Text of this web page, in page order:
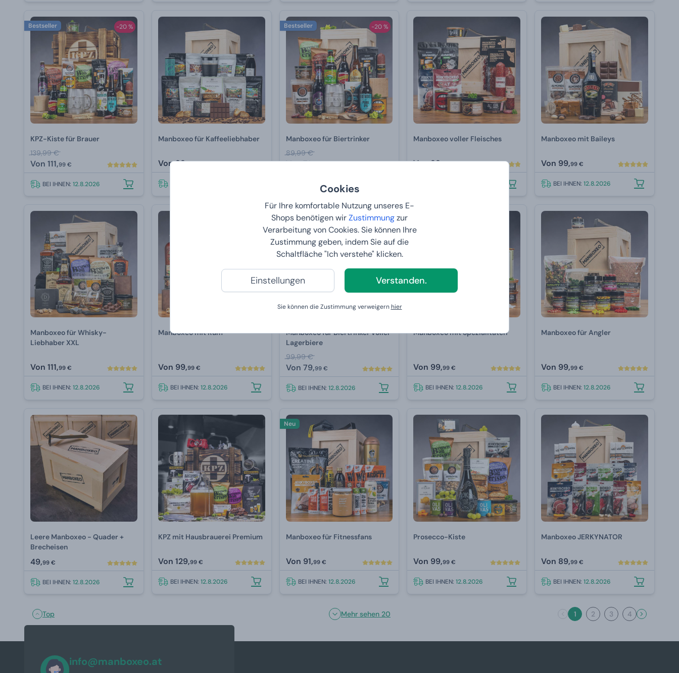
Cookies
Für Ihre komfortable Nutzung unseres E-
Shops benötigen wirZustimmungzur
Verarbeitung von Cookies. Sie können Ihre
Zustimmung geben, indem Sie auf die
Schaltfläche "Ich verstehe" klicken.
Einstellungen Verstanden.
Sie können die Zustimmung verweigernhier
-20 %
Bestseller
KPZ-Kiste für Brauer
139,99 €
Von 111,99 €
BEI IHNEN: 12.8.2026
Manboxeo für Kaffeeliebhaber
Von99,99 €
-20 %
Bestseller
Manboxeo für Biertrinker
89,99 €
Von71,
BEI IHNEN: 12.8.2026
Manboxeo voller Fleisches
Von99,99 €
Manboxeo mit Baileys
Von 99,99 €
BEI IHNEN:12.8.2026
Manboxeo für Whisky-
Liebhaber XXL
Von 111,99 €
BEI IHNEN: 12.8.2026
Manboxeo mit Rum
Von 99,99 €
BEI IHNEN: 12.8.2026
-20 %
Manboxeo für Biertrinker voller
Lagerbiere
99,99 €
Von 79,99 €
BEI IHNEN: 12.8.2026
Manboxeo mit Spezialitäten
Von 99,99 €
BEI IHNEN:12.8.2026
Manboxeo für Angler
Von 99,99 €
BEI IHNEN:12.8.2026
Leere Manboxeo - Quader +
Brecheisen
49,99 €
BEI IHNEN: 12.8.2026
KPZ mit Hausbrauerei Premium
Von 129,99 €
BEI IHNEN: 12.8.2026
Neu
Manboxeo für Fitnessfans
Von 91,99 €
BEI IHNEN: 12.8.2026
Prosecco-Kiste
Von 99,99 €
BEI IHNEN:12.8.2026
Manboxeo JERKYNATOR
Von 89,99 €
BEI IHNEN:12.8.2026
Top Mehr sehen 20 1 2 3 4
info@manboxeo.at